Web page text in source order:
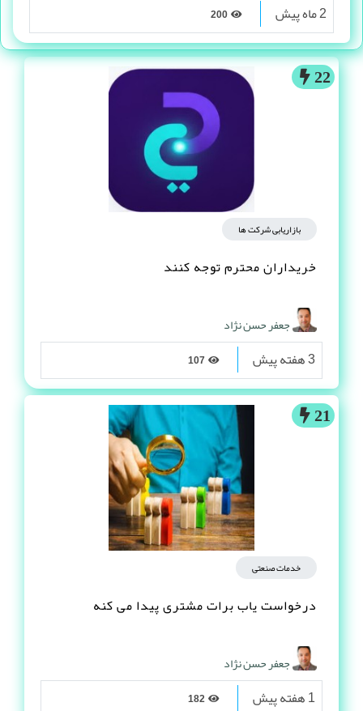
22
بازاریابی شرکت ها
خریداران محترم توجه کنند
جعفر حسن نژاد
3 هفته پیش
21
خدمات صنعتی
درخواست یاب برات مشتری پیدا می کنه
جعفر حسن نژاد
1 هفته پیش
2 ماه پیش